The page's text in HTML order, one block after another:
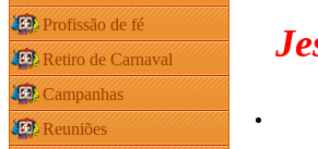
Profissão de fé
Retiro de Carnaval
Campanhas
Reuniões